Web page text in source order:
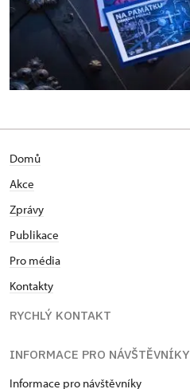
Domů
Akce
Zprávy
Publikace
Pro média
Kontakty
RYCHLÝ KONTAKT
INFORMACE PRO NÁVŠTĚVNÍKY
Informace pro návštěvníky